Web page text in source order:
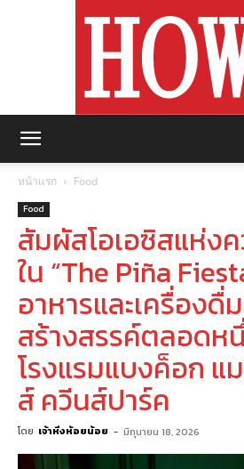
หน้าแรก Food
Food
สัมผัสโอเอซิสแห่ง
ใน “The Piña
อาหารและเครื่องดื่
สร้างสรรค์ตลอด
โรงแรมแบงค็อก แ
ส์ ควีนส์ปาร์ค
โดย เจ้าหิ่งห้อยน้อย - มิถุนายน 18, 2026